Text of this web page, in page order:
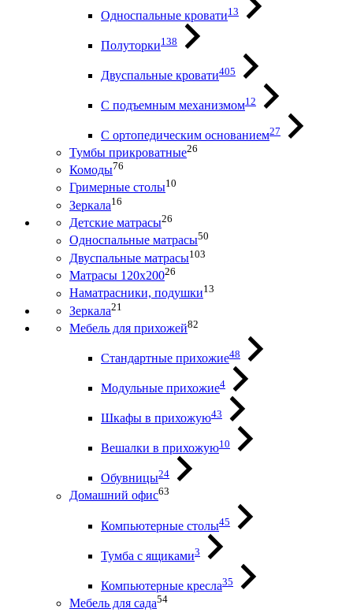
Односпальные кровати13
Полуторки138
Двуспальные кровати405
С подъемным механизмом12
С ортопедическим основанием27
Тумбы прикроватные26
Комоды76
Гримерные столы10
Зеркала16
Детские матрасы26
Односпальные матрасы50
Двуспальные матрасы103
Матрасы 120х20026
Наматрасники, подушки13
Зеркала21
Мебель для прихожей82
Стандартные прихожие48
Модульные прихожие4
Шкафы в прихожую43
Вешалки в прихожую10
Обувницы24
Домашний офис63
Компьютерные столы45
Тумба с ящиками3
Компьютерные кресла35
Мебель для сада54